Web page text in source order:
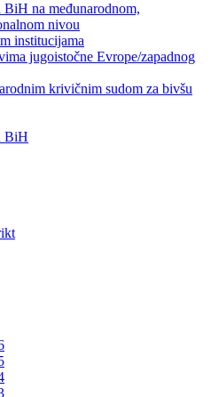
BiH na međunarodnom,
nivou
institucijama
jugoistočne Evrope/zapadnog
krivičnim sudom za bivšu
BiH